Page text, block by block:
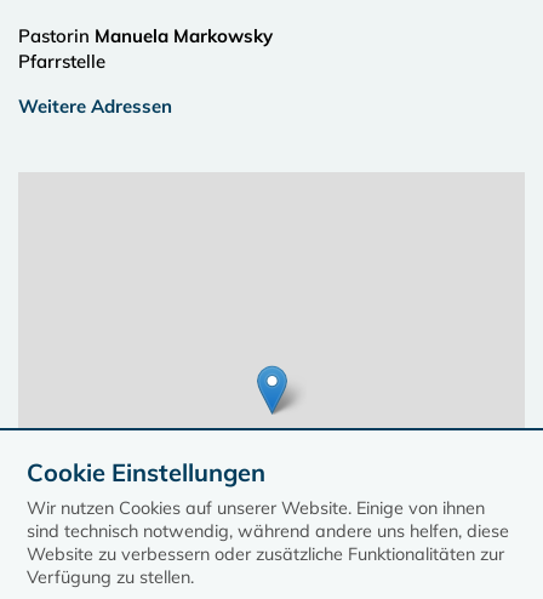
Pastorin Manuela Markowsky
Pfarrstelle
Weitere Adressen
Cookie Einstellungen
Wir nutzen Cookies auf unserer Website. Einige von ihnen
sind technisch notwendig, während andere uns helfen, diese
Website zu verbessern oder zusätzliche Funktionalitäten zur
Verfügung zu stellen.